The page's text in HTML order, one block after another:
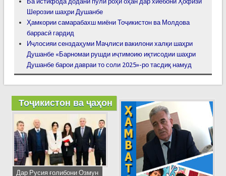
Шерозии шаҳри Душанбе
Ҳамкории самарабахш миёни Тоҷикистон ва Молдова
баррасӣ гардид
Иҷлосияи сенздаҳуми Маҷлиси вакилони халқи шаҳри
Душанбе «Барномаи рушди иҷтимоию иқтисодии шаҳри
Душанбе барои давраи то соли 2025»-ро тасдиқ намуд
Тоҷикистон ва ҷаҳон
Дар Русия ғолибони Озмун